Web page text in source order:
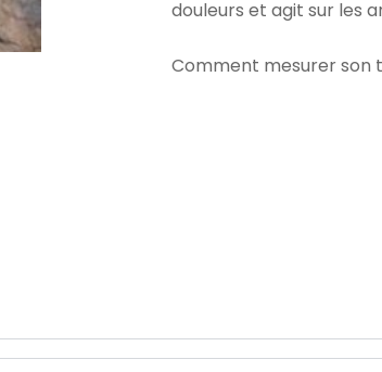
douleurs et agit sur les
Comment mesurer son